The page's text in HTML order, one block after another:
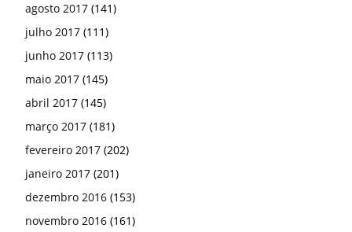
agosto 2017 (141)
julho 2017 (111)
junho 2017 (113)
maio 2017 (145)
abril 2017 (145)
março 2017 (181)
fevereiro 2017 (202)
janeiro 2017 (201)
dezembro 2016 (153)
novembro 2016 (161)